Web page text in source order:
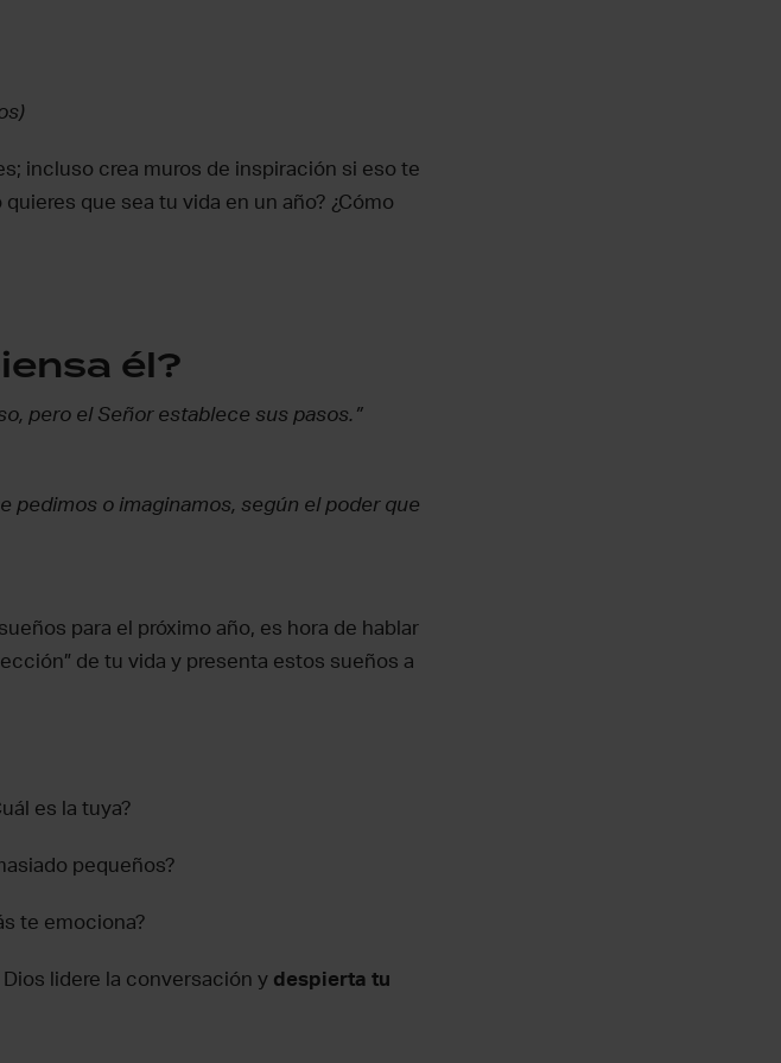
incluso crea muros de inspiración si eso te
que sea tu vida en un año? ¿Cómo
él?
pero el Señor establece sus pasos.”
pedimos o imaginamos, según el poder que
para el próximo año, es hora de hablar
de tu vida y presenta estos sueños a
es la tuya?
pequeños?
te emociona?
lidere la conversación y despierta tu